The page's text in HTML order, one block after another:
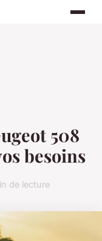
508
besoins
de lecture